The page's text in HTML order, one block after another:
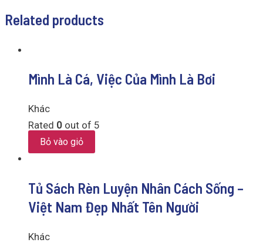
Related products
Mình Là Cá, Việc Của Mình Là Bơi
Khác
Rated 0 out of 5
Bỏ vào giỏ
Tủ Sách Rèn Luyện Nhân Cách Sống –
Việt Nam Đẹp Nhất Tên Người
Khác